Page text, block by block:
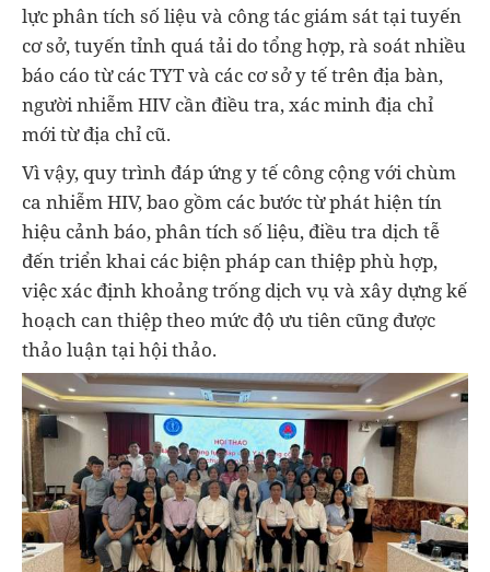
lực phân tích số liệu và công tác giám sát tại tuyến
cơ sở, tuyến tỉnh quá tải do tổng hợp, rà soát nhiều
báo cáo từ các TYT và các cơ sở y tế trên địa bàn,
người nhiễm HIV cần điều tra, xác minh địa chỉ
mới từ địa chỉ cũ.
Vì vậy, quy trình đáp ứng y tế công cộng với chùm
ca nhiễm HIV, bao gồm các bước từ phát hiện tín
hiệu cảnh báo, phân tích số liệu, điều tra dịch tễ
đến triển khai các biện pháp can thiệp phù hợp,
việc xác định khoảng trống dịch vụ và xây dựng kế
hoạch can thiệp theo mức độ ưu tiên cũng được
thảo luận tại hội thảo.